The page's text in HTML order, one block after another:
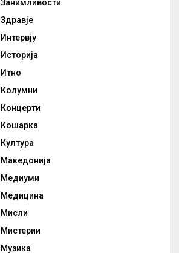
Занимливости
Здравје
Интервју
Историја
Итно
Колумни
Концерти
Кошарка
Култура
Македонија
Медиуми
Медицина
Мисли
Мистерии
Музика